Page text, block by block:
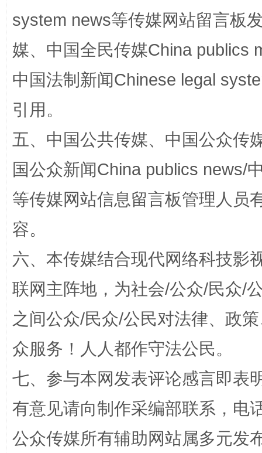
漫山遍野的桃花与雪山、麦地、白藏房 除
招工难、用工荒背后
system news等传媒网站留言板
媒、中国全民传媒China publics
中国法制新闻Chinese legal
引用。
五、中国公共传媒、中国公众传
国公众新闻China publics news/
等传媒网站信息留言板管理人员
容。
六、本传媒结合现代网络科技影
联网主阵地，为社会/公众/民众/
之间公众/民众/公民对法律、政
众服务！人人都作守法公民。
七、参与本网发表评论感言即表
有意见请向制作采编部联系，电
公众传媒所有辅助网站属多元发